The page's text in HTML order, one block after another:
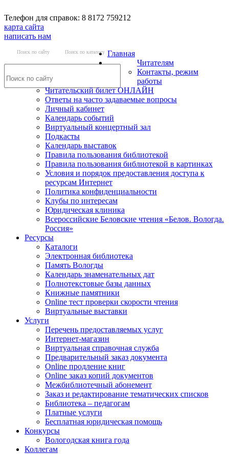
Телефон для справок: 8 8172 759212
карта сайта
написать нам
Поиск по сайту Поиск по каталогу Главная
Читателям
Контакты, режим
работы
Читательский билет ОНЛАЙН
Ответы на часто задаваемые вопросы
Личный кабинет
Календарь событий
Виртуальный концертный зал
Подкасты
Календарь выставок
Правила пользования библиотекой
Правила пользования библиотекой в картинках
Условия и порядок предоставления доступа к
ресурсам Интернет
Политика конфиденциальности
Клубы по интересам
Юридическая клиника
Всероссийские Беловские чтения «Белов. Вологда.
Россия»
Ресурсы
Каталоги
Электронная библиотека
Память Вологды
Календарь знаменательных дат
Полнотекстовые базы данных
Книжные памятники
Online тест проверки скорости чтения
Виртуальные выставки
Услуги
Перечень предоставляемых услуг
Интернет-магазин
Виртуальная справочная служба
Предварительный заказ документа
Online продление книг
Online заказ копий документов
Межбиблиотечный абонемент
Заказ и редактирование тематических списков
Библиотека – педагогам
Платные услуги
Бесплатная юридическая помощь
Конкурсы
Вологодская книга года
Коллегам